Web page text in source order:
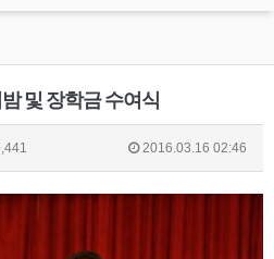
및 장학금 수여식
2016.03.16 02:46